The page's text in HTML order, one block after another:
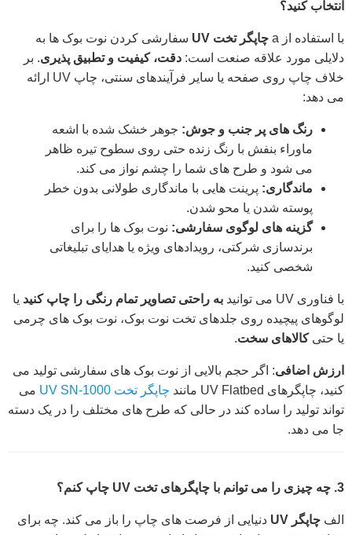
انتخاب کنید؟
با استفاده از a چاپگر تخت UV
سفارشی کردن نوت بوک ها به
دلایلی مورد علاقه صنعت است: دقت، کیفیت و تطبیق پذیری. بر
خلاف چاپ روی صفحه یا سایر فرآیندهای سنتی، چاپ UV ارائه
می دهد:
رنگ های پر جنب و جوش: جوهر خشک شده با اشعه
ماوراء بنفش با رنگ زنده حتی روی سطوح تیره ظاهر
می شود و طرح های شما را چشم نواز می کند.
ماندگاری: پرینت هایی با ماندگاری طولانی بدون خطر
پوسته شدن یا محو شدن.
گزینه های لوگوی سفارشی: نوت بوک ها را برای
برندسازی شرکتی، رویدادهای ویژه یا هدایای تبلیغاتی
شخصی کنید.
با فناوری UV می توانید به راحتی تصاویر تمام رنگی را چاپ کنید یا
لوگوهای پیچیده روی جلدهای تخت نوت بوک، نوت بوک های چرمی
یا حتیکالاهای سخت.
ارزش اضافی: اگر حجم بالایی از نوت بوک های سفارشی تولید می
کنید، چاپگرهای UV Flatbed مانند
چاپگر تخت UV SN-1000
می
تواند تولید را ساده کند در حالی که طرح های مختلف را در یک دسته
جا می دهد.
3. چه چیزی را می توانم با چاپگرهای تخت UV چاپ کنم؟
الف چاپگر UV
دنیایی از فرصت های چاپ را باز می کند. چه برای